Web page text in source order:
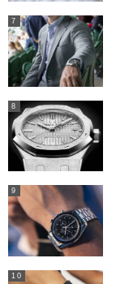
7
8
9
10